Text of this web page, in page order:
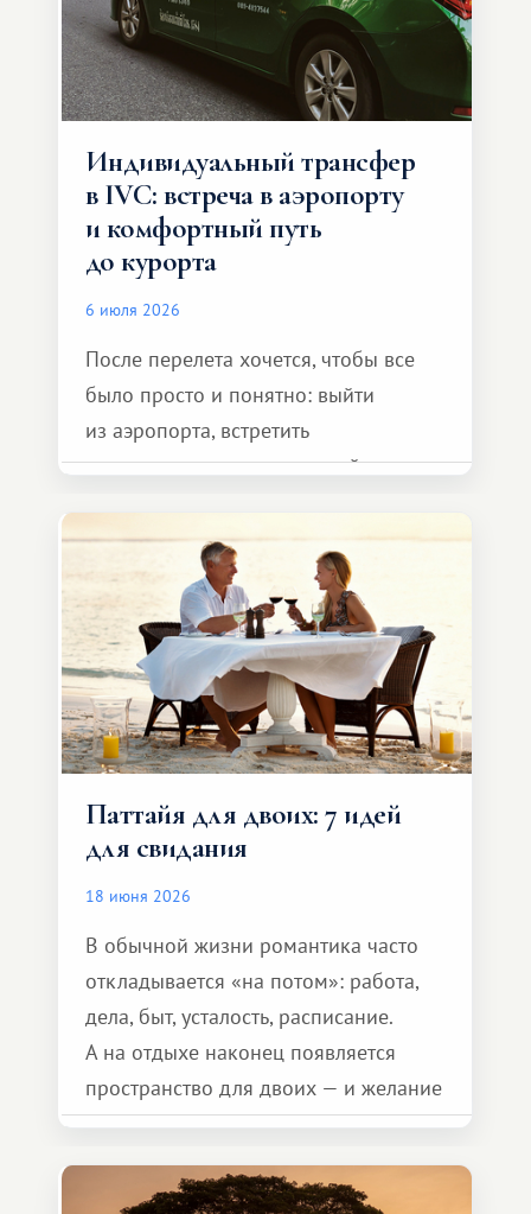
Индивидуальный трансфер
в IVC: встреча в аэропорту
и комфортный путь
до курорта
6 июля 2026
После перелета хочется, чтобы все
было просто и понятно: выйти
из аэропорта, встретить
представителя транспортной
и спокойно доехать до курорта.
Паттайя для двоих: 7 идей
для свидания
18 июня 2026
В обычной жизни романтика часто
откладывается «на потом»: работа,
дела, быт, усталость, расписание.
А на отдыхе наконец появляется
пространство для двоих — и желание
сделать для близкого человека что-то
особенное. Не обязательно
масштабное, но тёплое